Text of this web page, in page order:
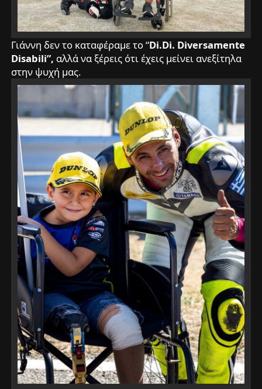
Γιάννη δεν το καταφέραμε το “Di.Di. Diversamente
Disabili”, αλλά να ξέρεις ότι έχεις μείνει ανεξίτηλα
στην ψυχή μας.